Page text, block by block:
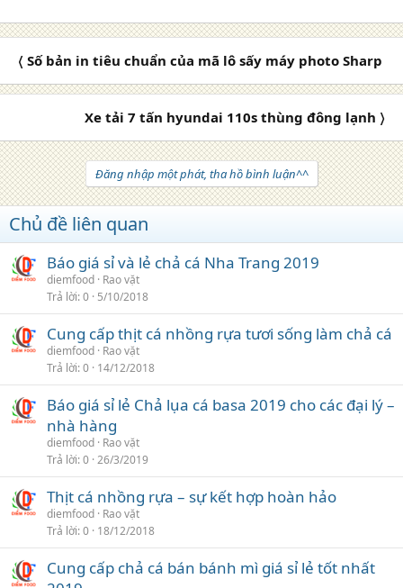
〈 Số bản in tiêu chuẩn của mã lô sấy máy photo Sharp
Xe tải 7 tấn hyundai 110s thùng đông lạnh 〉
Đăng nhập một phát, tha hồ bình luận^^
Chủ đề liên quan
Báo giá sỉ và lẻ chả cá Nha Trang 2019
diemfood Rao vặt
Trả lời 0 5/10/2018
Cung cấp thịt cá nhồng rựa tươi sống làm chả cá
diemfood Rao vặt
Trả lời 0 14/12/2018
Báo giá sỉ lẻ Chả lụa cá basa 2019 cho các đại lý –
nhà hàng
diemfood Rao vặt
Trả lời 0 26/3/2019
Thịt cá nhồng rựa – sự kết hợp hoàn hảo
diemfood Rao vặt
Trả lời 0 18/12/2018
Cung cấp chả cá bán bánh mì giá sỉ lẻ tốt nhất